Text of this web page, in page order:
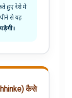
हुए रेशे में
से यह
कैसे